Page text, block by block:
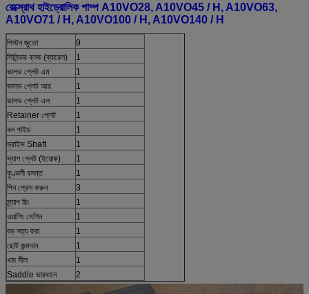
রেক্স্রোথ হাইড্রোলিক পাম্প A10VO28, A10VO45 / H, A10VO63,
A10VO71 / H, A10VO100 / H, A10VO140 / H
পিস্টন জুতো
9
সিলিন্ডার ব্লক (ব্যারেল)
1
ভালভ প্লেট এম
1
ভালভ প্লেট আর
1
ভালভ প্লেট এল
1
Retainer প্লেট
1
বল গাইড
1
ড্রাইভ Shaft
1
স্যাশ প্লেট (ইয়োক)
1
কুণ্ডলী বসন্ত
1
পিন প্রেস করুন
3
স্ন্যাপ রিং
1
ওয়াশিং মেশিন
1
বড় সহ্য করা
1
ছোট জন্মদান
1
খাদ সীল
1
Saddle ভারবহন
2